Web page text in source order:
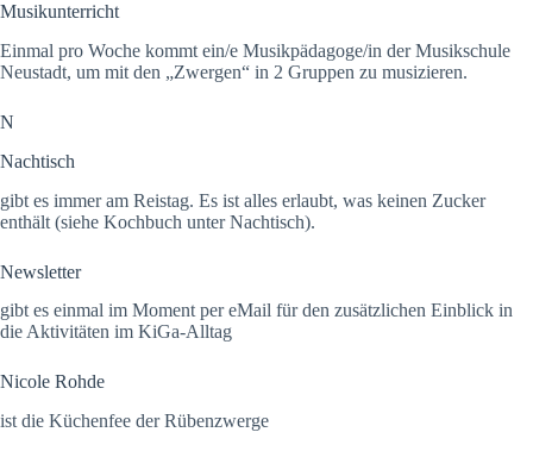
Musikunterricht
Einmal pro Woche kommt ein/e Musikpädagoge/in der Musikschule
Neustadt, um mit den „Zwergen“ in 2 Gruppen zu musizieren.
N
Nachtisch
gibt es immer am Reistag. Es ist alles erlaubt, was keinen Zucker
enthält (siehe Kochbuch unter Nachtisch).
Newsletter
gibt es einmal im Moment per eMail für den zusätzlichen Einblick in
die Aktivitäten im KiGa-Alltag
Nicole Rohde
ist die Küchenfee der Rübenzwerge